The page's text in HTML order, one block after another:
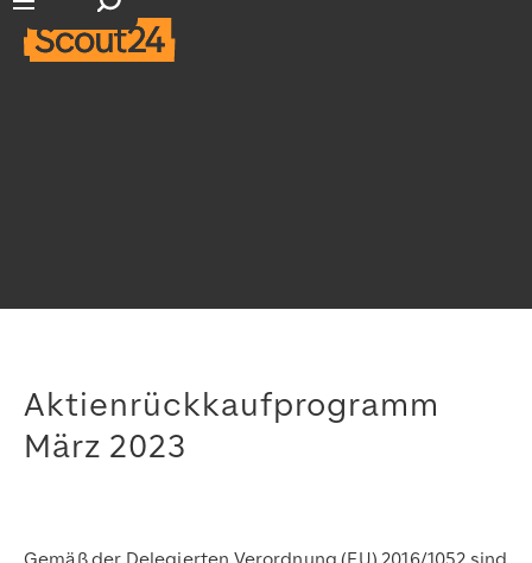
Hauptnavigation öffnen
Suchfeld öffnen
Aktienrückkaufprogramm
März 2023